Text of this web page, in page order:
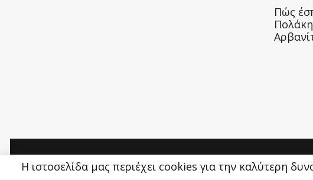
Πώς
Η ιστοσελίδα μας περιέχει cookies για την καλύτερη